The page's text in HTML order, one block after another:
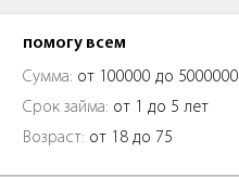
помогу всем
Сумма: от 100000 до 5000000
Срок займа: от 1 до 5 лет
Возраст: от 18 до 75